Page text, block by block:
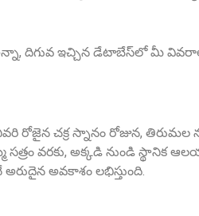
ఇచ్చిన డేటాబేస్‌లో మీ
రోజైన చక్ర స్నానం రోజున,
వరకు, అక్కడి నుండి స్థానిక
అవకాశం లభిస్తుంది.